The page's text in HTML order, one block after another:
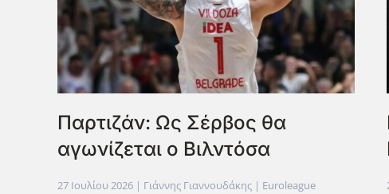
Παρτιζάν: Ως Σέρβος θα
αγωνίζεται ο Βιλντόσα
27 Ιουλίου 2026 | Γιάννης Γιαννουδάκης | Euroleague